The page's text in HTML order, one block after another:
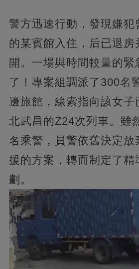
警方迅速行動，發現嫌犯
的某賓館入住，后已退房
開。一場與時間較量的緊
了！專案組調派了300名
邊旅館，線索指向該女子
北武昌的Z24次列車。雖
名乘警，員警依舊決定放
援的方案，轉而制定了精
劃。